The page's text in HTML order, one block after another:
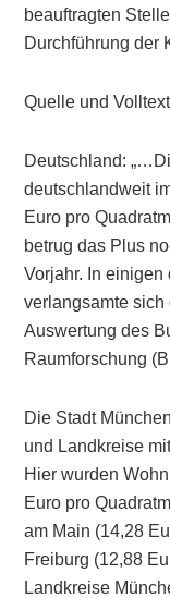
beauftragten
Durchführung der
Quelle und
Deutschland:
deutschlandweit
Euro pro
betrug das Plus
Vorjahr. In
verlangsamte
Auswertung des
Raumforschung
Die Stadt
und Landkreise
Hier wurden
Euro pro
am Main (14,28
Freiburg (12,88
Landkreise